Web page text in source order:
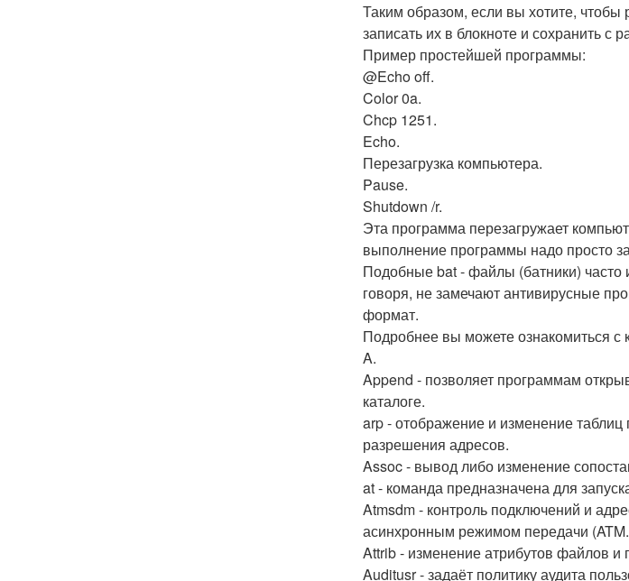
Таким образом, если вы хотите,
записать их в блокноте и сохранить с
Пример простейшей программы:
@Echo off.
Color 0a.
Chcp 1251.
Echo.
Перезагрузка компьютера.
Pause.
Shutdown /r.
Эта программа перезагружает
выполнение программы надо просто
Подобные bat - файлы (батники) часто
говоря, не замечают антивирусные
формат.
Подробнее вы можете ознакомиться с
A.
Append - позволяет программам
каталоге.
arp - отображение и изменение
разрешения адресов.
Assoc - вывод либо изменение
at - команда предназначена для
Atmsdm - контроль подключений и
асинхронным режимом передачи (ATM.
Attrib - изменение атрибутов файлов и
Auditusr - задаёт политику аудита